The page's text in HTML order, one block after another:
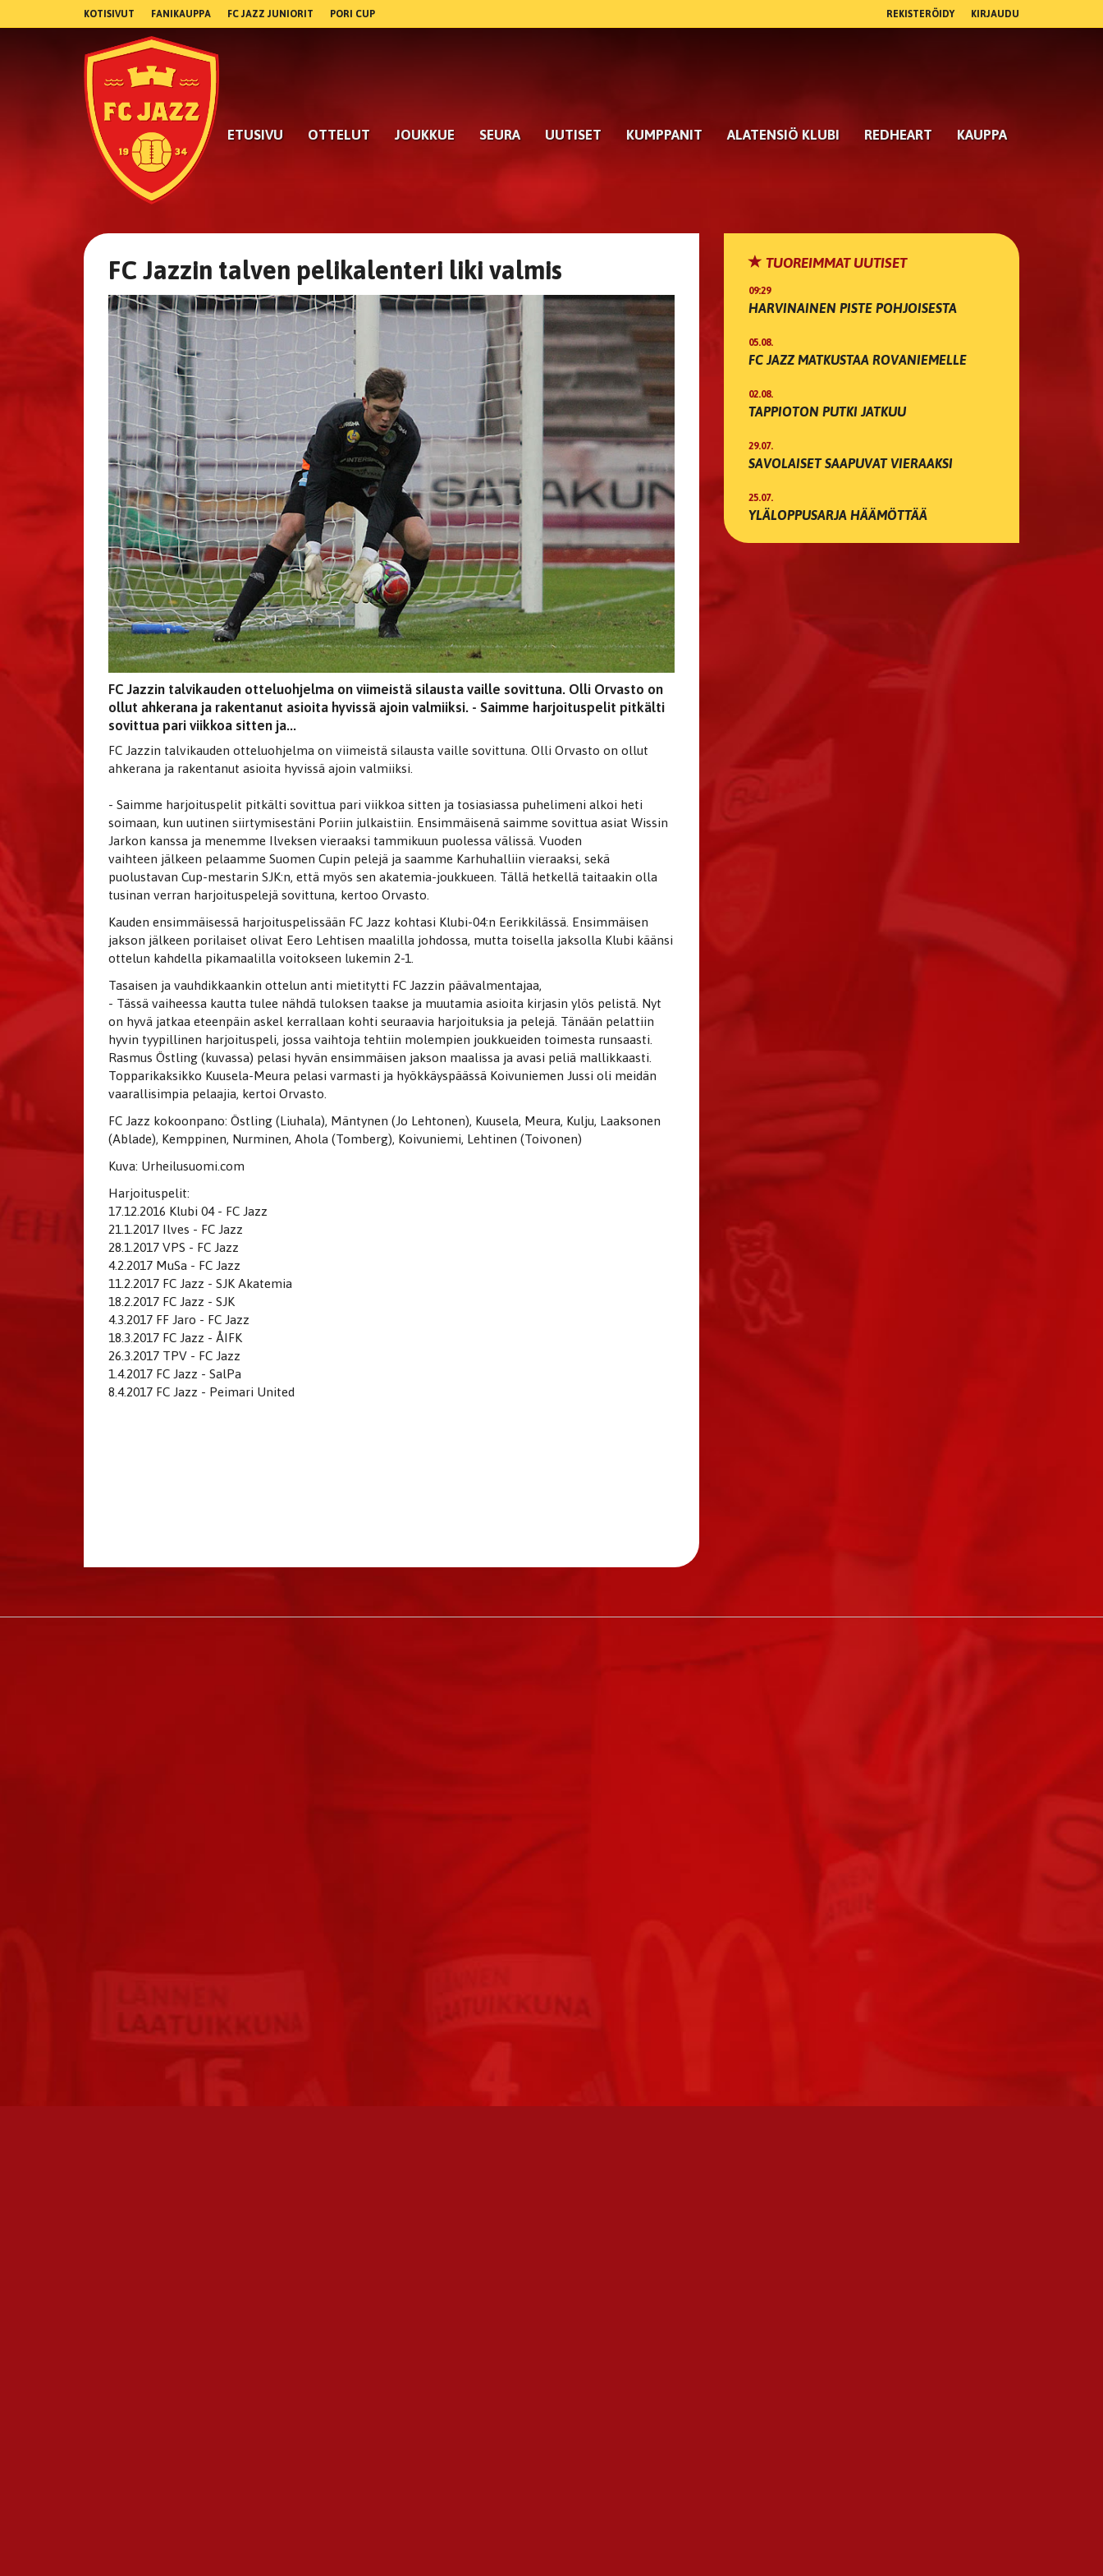
KOTISIVUT FANIKAUPPA FC JAZZ JUNIORIT PORI CUP REKISTERÖIDY KIRJAUDU
ETUSIVU OTTELUT JOUKKUE SEURA UUTISET KUMPPANIT ALATENSIÖ KLUBI REDHEART KAUPPA
FC Jazzin talven pelikalenteri liki valmis
FC Jazzin talvikauden otteluohjelma on viimeistä silausta vaille sovittuna. Olli Orvasto on
ollut ahkerana ja rakentanut asioita hyvissä ajoin valmiiksi. - Saimme harjoituspelit pitkälti
sovittua pari viikkoa sitten ja...
FC Jazzin talvikauden otteluohjelma on viimeistä silausta vaille sovittuna. Olli Orvasto on ollut
ahkerana ja rakentanut asioita hyvissä ajoin valmiiksi.
- Saimme harjoituspelit pitkälti sovittua pari viikkoa sitten ja tosiasiassa puhelimeni alkoi heti
soimaan, kun uutinen siirtymisestäni Poriin julkaistiin. Ensimmäisenä saimme sovittua asiat Wissin
Jarkon kanssa ja menemme Ilveksen vieraaksi tammikuun puolessa välissä. Vuoden
vaihteen jälkeen pelaamme Suomen Cupin pelejä ja saamme Karhuhalliin vieraaksi, sekä
puolustavan Cup-mestarin SJK:n, että myös sen akatemia-joukkueen. Tällä hetkellä taitaakin olla
tusinan verran harjoituspelejä sovittuna, kertoo Orvasto.
Kauden ensimmäisessä harjoituspelissään FC Jazz kohtasi Klubi-04:n Eerikkilässä. Ensimmäisen
jakson jälkeen porilaiset olivat Eero Lehtisen maalilla johdossa, mutta toisella jaksolla Klubi käänsi
ottelun kahdella pikamaalilla voitokseen lukemin 2-1.
Tasaisen ja vauhdikkaankin ottelun anti mietitytti FC Jazzin päävalmentajaa,
- Tässä vaiheessa kautta tulee nähdä tuloksen taakse ja muutamia asioita kirjasin ylös pelistä. Nyt
on hyvä jatkaa eteenpäin askel kerrallaan kohti seuraavia harjoituksia ja pelejä. Tänään pelattiin
hyvin tyypillinen harjoituspeli, jossa vaihtoja tehtiin molempien joukkueiden toimesta runsaasti.
Rasmus Östling (kuvassa) pelasi hyvän ensimmäisen jakson maalissa ja avasi peliä mallikkaasti.
Topparikaksikko Kuusela-Meura pelasi varmasti ja hyökkäyspäässä Koivuniemen Jussi oli meidän
vaarallisimpia pelaajia, kertoi Orvasto.
FC Jazz kokoonpano: Östling (Liuhala), Mäntynen (Jo Lehtonen), Kuusela, Meura, Kulju, Laaksonen
(Ablade), Kemppinen, Nurminen, Ahola (Tomberg), Koivuniemi, Lehtinen (Toivonen)
Kuva: Urheilusuomi.com
Harjoituspelit:
17.12.2016 Klubi 04 - FC Jazz
21.1.2017 Ilves - FC Jazz
28.1.2017 VPS - FC Jazz
4.2.2017 MuSa - FC Jazz
11.2.2017 FC Jazz - SJK Akatemia
18.2.2017 FC Jazz - SJK
4.3.2017 FF Jaro - FC Jazz
18.3.2017 FC Jazz - ÅIFK
26.3.2017 TPV - FC Jazz
1.4.2017 FC Jazz - SalPa
8.4.2017 FC Jazz - Peimari United
TUOREIMMAT UUTISET
09:29
HARVINAINEN PISTE POHJOISESTA
05.08.
FC JAZZ MATKUSTAA ROVANIEMELLE
02.08.
TAPPIOTON PUTKI JATKUU
29.07.
SAVOLAISET SAAPUVAT VIERAAKSI
25.07.
YLÄLOPPUSARJA HÄÄMÖTTÄÄ